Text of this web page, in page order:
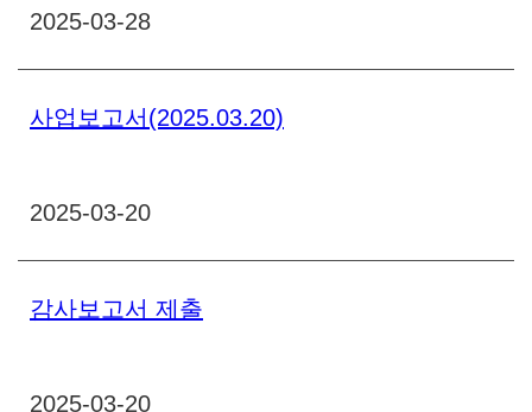
2025-03-28
사업보고서(2025.03.20)
2025-03-20
감사보고서 제출
2025-03-20